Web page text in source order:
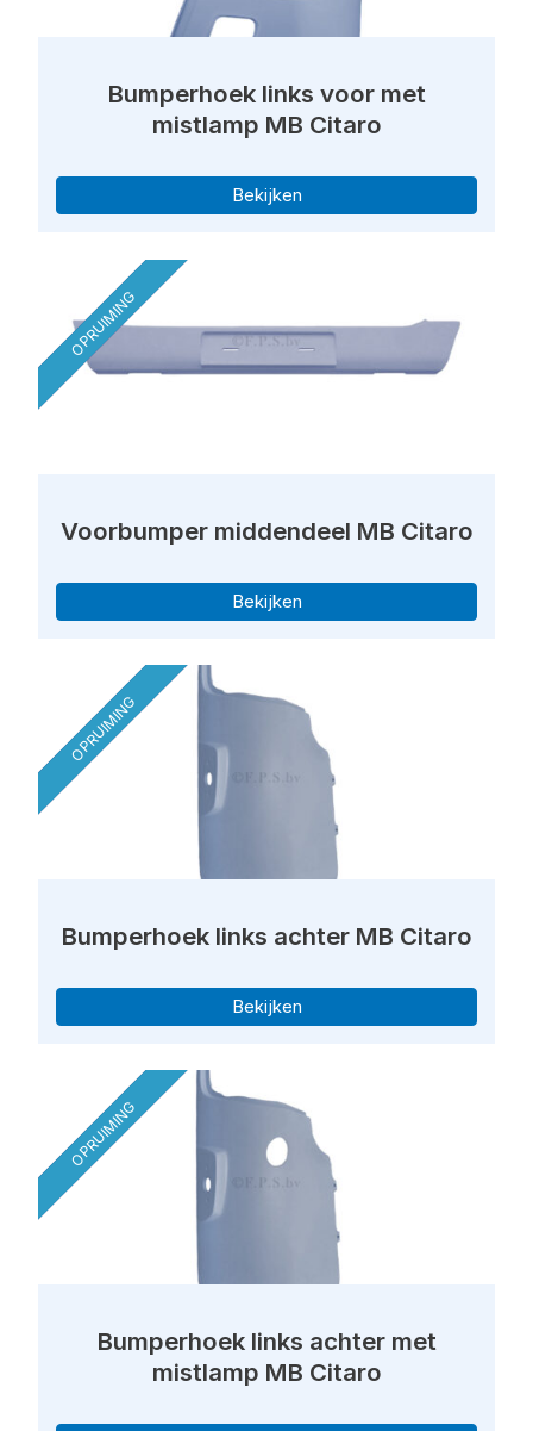
Bumperhoek links voor met
mistlamp MB Citaro
Bekijken
OPRUIMING
Voorbumper middendeel MB Citaro
Bekijken
OPRUIMING
Bumperhoek links achter MB Citaro
Bekijken
OPRUIMING
Bumperhoek links achter met
mistlamp MB Citaro